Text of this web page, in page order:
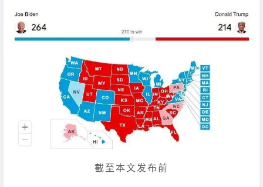
截至本文发布前